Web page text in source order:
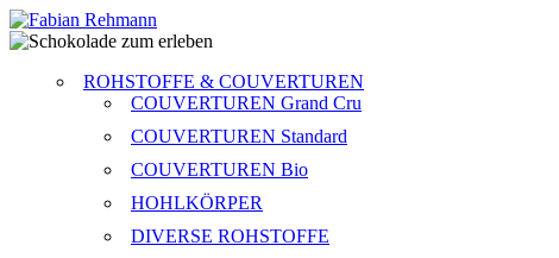
ROHSTOFFE & COUVERTUREN
COUVERTUREN Grand Cru
COUVERTUREN Standard
COUVERTUREN Bio
HOHLKÖRPER
DIVERSE ROHSTOFFE